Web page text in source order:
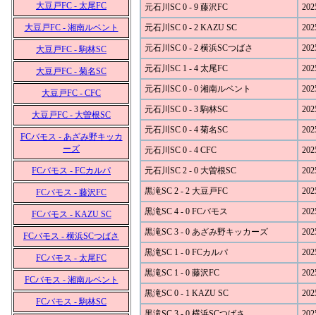
大豆戸FC - 太尾FC
大豆戸FC - 湘南ルベント
大豆戸FC - 駒林SC
大豆戸FC - 菊名SC
大豆戸FC - CFC
大豆戸FC - 大曽根SC
FCバモス - あざみ野キッカ
ーズ
FCバモス - FCカルパ
FCバモス - 藤沢FC
FCバモス - KAZU SC
FCバモス - 横浜SCつばさ
FCバモス - 太尾FC
FCバモス - 湘南ルベント
FCバモス - 駒林SC
元石川SC 0 - 9 藤沢FC
元石川SC 0 - 2 KAZU SC
元石川SC 0 - 2 横浜SCつばさ
元石川SC 1 - 4 太尾FC
元石川SC 0 - 0 湘南ルベント
元石川SC 0 - 3 駒林SC
元石川SC 0 - 4 菊名SC
元石川SC 0 - 4 CFC
元石川SC 2 - 0 大曽根SC
黒滝SC 2 - 2 大豆戸FC
黒滝SC 4 - 0 FCバモス
黒滝SC 3 - 0 あざみ野キッカーズ
黒滝SC 1 - 0 FCカルパ
黒滝SC 1 - 0 藤沢FC
黒滝SC 0 - 1 KAZU SC